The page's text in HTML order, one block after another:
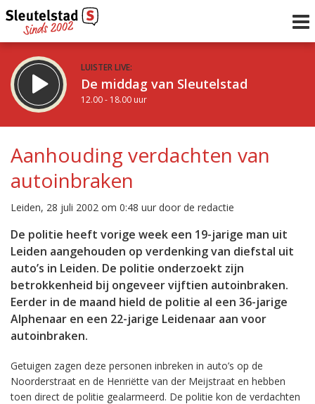
LUISTER LIVE:
De middag van Sleutelstad
12.00 - 18.00 uur
De avond van Sleutelstad
18.00 - 19.00 uur
Vorig uur
Inklappen
Aanhouding verdachten van
autoinbraken
Leiden, 28 juli 2002 om 0:48 uur door de redactie
De politie heeft vorige week een 19-jarige man uit
Leiden aangehouden op verdenking van diefstal uit
auto’s in Leiden. De politie onderzoekt zijn
betrokkenheid bij ongeveer vijftien autoinbraken.
Eerder in de maand hield de politie al een 36-jarige
Alphenaar en een 22-jarige Leidenaar aan voor
autoinbraken.
Getuigen zagen deze personen inbreken in auto’s op de
Noorderstraat en de Henriëtte van der Meijstraat en hebben
toen direct de politie gealarmeerd. De politie kon de verdachten